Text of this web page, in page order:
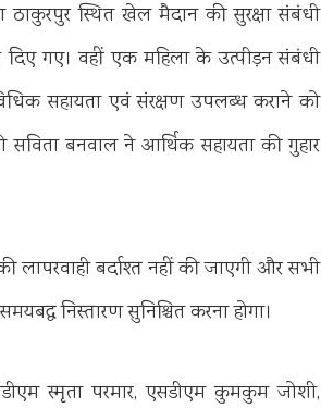
ठाकुरपुर स्थित खेल मैदान की सुरक्षा संबंधी
गए। वहीं एक महिला के उत्पीड़न संबंधी
सहायता एवं संरक्षण उपलब्ध कराने को
बनवाल ने आर्थिक सहायता की गुहार
बर्दाश्त नहीं की जाएगी और सभी
निस्तारण सुनिश्चित करना होगा।
स्मृता परमार, एसडीएम कुमकुम जोशी,